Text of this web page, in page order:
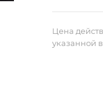
Цена
указанной